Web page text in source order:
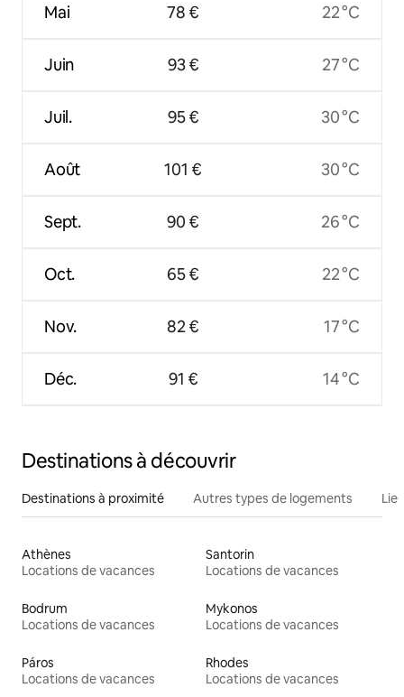
Mai
Juin
Juil.
Août
Sept.
Oct.
Nov.
Déc.
78 €
93 €
95 €
101 €
90 €
65 €
82 €
91 €
22 °C
27 °C
30 °C
30 °C
26 °C
22 °C
17 °C
14 °C
Destinations à découvrir
Destinations à proximité Autres types de logements
Athènes
Locations de vacances
Santorin
Locations de vacances
Bodrum
Locations de vacances
Mykonos
Locations de vacances
Páros
Locations de vacances
Rhodes
Locations de vacances